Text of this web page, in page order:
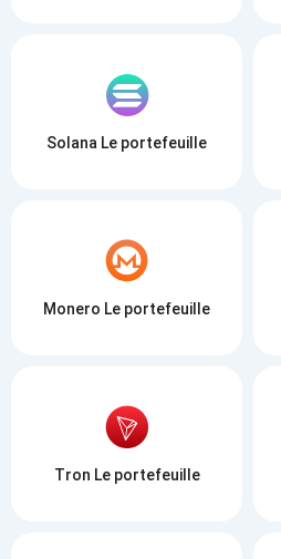
Solana Le portefeuille
Monero Le portefeuille
Tron Le portefeuille